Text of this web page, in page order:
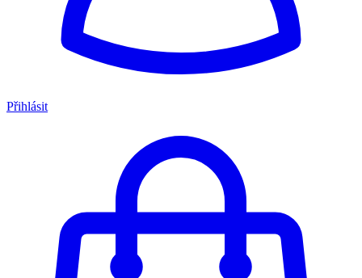
Přihlásit